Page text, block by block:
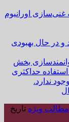
غنی‌سازی اورانیوم
و در حال بهبودی
بخش
حداکثری
ندارد.
مطالب ویژه تاریخ